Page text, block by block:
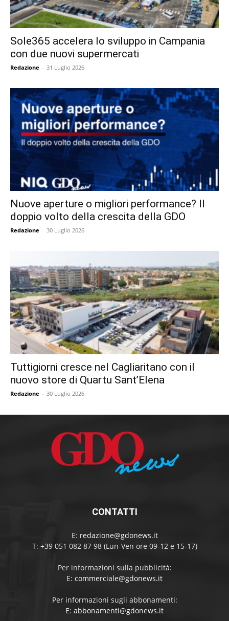
Sole365 accelera lo sviluppo in Campania
con due nuovi supermercati
Redazione - 31 Luglio 2026
Nuove aperture o migliori performance? Il
doppio volto della crescita della GDO
Redazione - 30 Luglio 2026
Tuttigiorni cresce nel Cagliaritano con il
nuovo store di Quartu Sant’Elena
Redazione - 30 Luglio 2026
CONTATTI
E: redazione@gdonews.it
T: +39 051 082 87 98 (Lun-Ven ore 09-12 e 15-17)
Per informazioni sulla pubblicità:
E: commerciale@gdonews.it
Per informazioni sugli abbonamenti:
E: abbonamenti@gdonews.it